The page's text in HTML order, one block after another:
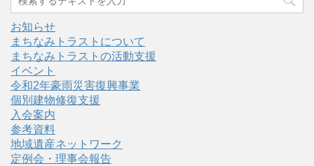
お知らせ
まちなみトラストについて
まちなみトラストの活動支援
イベント
令和2年豪雨災害復興事業
個別建物修復支援
入会案内
参考資料
地域遺産ネットワーク
定例会・理事会報告